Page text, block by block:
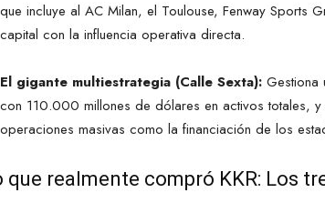
que incluye al AC Milan, el Toulouse, Fenway Sports
capital con la influencia operativa directa.
El gigante multiestrategia (Calle Sexta): Gestiona
con 110.000 millones de dólares en activos totales,
operaciones masivas como la financiación de los
que realmente compró KKR: Los